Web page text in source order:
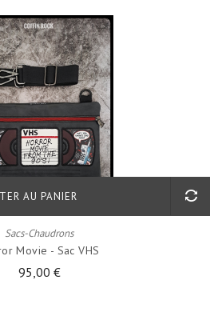
Sacs-Chaudrons
Movie - Sac VHS
95,00 €
AU PANIER